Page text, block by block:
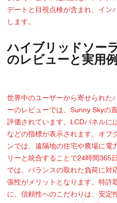
デートと目視点検が含まれ、イン
します。
ハイブリッドソー
のレビューと実用例
世界中のユーザーから寄せられた
ーのレビューでは、Sunny Skyの
評価されています。LCDパネルに
などの指標が表示されます。オフ
ンでは、遠隔地の住宅や農場に電
リーと統合することで24時間365
では、バランスの取れた負荷に対
張性がメリットとなります。特許
に、信頼性へのこだわりは、安定